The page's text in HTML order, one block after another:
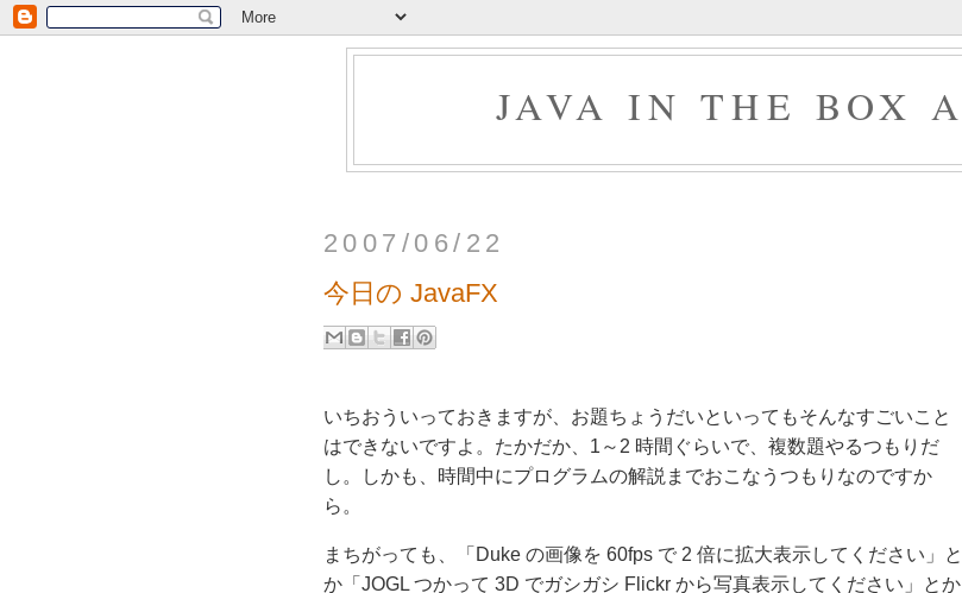
JAVA IN THE BOX
2007/06/22
今日の JavaFX
いちおういっておきますが、お題ちょうだいといってもそんなすごいこと
はできないですよ。たかだか、1～2 時間ぐらいで、複数題やるつもりだ
し。しかも、時間中にプログラムの解説までおこなうつもりなのですか
ら。
まちがっても、「Duke の画像を 60fps で 2 倍に拡大表示してください」と
か「JOGL つかって 3D でガシガシ Flickr から写真表示してください」とか